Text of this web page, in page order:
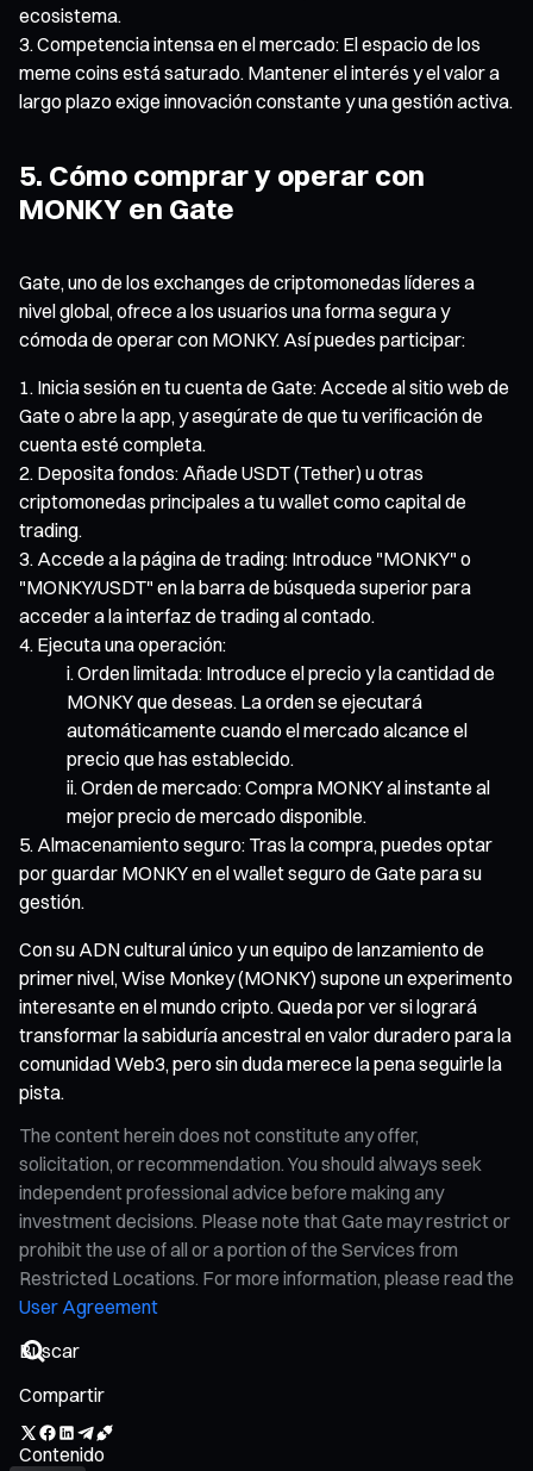
ecosistema.
Competencia intensa en el mercado: El espacio de los
meme coins está saturado. Mantener el interés y el valor a
largo plazo exige innovación constante y una gestión activa.
5. Cómo comprar y operar con
MONKY en Gate
Gate, uno de los exchanges de criptomonedas líderes a
nivel global, ofrece a los usuarios una forma segura y
cómoda de operar con MONKY. Así puedes participar:
Inicia sesión en tu cuenta de Gate: Accede al sitio web de
Gate o abre la app, y asegúrate de que tu verificación de
cuenta esté completa.
Deposita fondos: Añade USDT (Tether) u otras
criptomonedas principales a tu wallet como capital de
trading.
Accede a la página de trading: Introduce "MONKY" o
"MONKY/USDT" en la barra de búsqueda superior para
acceder a la interfaz de trading al contado.
Ejecuta una operación:
Orden limitada: Introduce el precio y la cantidad de
MONKY que deseas. La orden se ejecutará
automáticamente cuando el mercado alcance el
precio que has establecido.
Orden de mercado: Compra MONKY al instante al
mejor precio de mercado disponible.
Almacenamiento seguro: Tras la compra, puedes optar
por guardar MONKY en el wallet seguro de Gate para su
gestión.
Con su ADN cultural único y un equipo de lanzamiento de
primer nivel, Wise Monkey (MONKY) supone un experimento
interesante en el mundo cripto. Queda por ver si logrará
transformar la sabiduría ancestral en valor duradero para la
comunidad Web3, pero sin duda merece la pena seguirle la
pista.
The content herein does not constitute any offer,
solicitation, or recommendation. You should always seek
independent professional advice before making any
investment decisions. Please note that Gate may restrict or
prohibit the use of all or a portion of the Services from
Restricted Locations. For more information, please read the
User Agreement
Compartir
Contenido